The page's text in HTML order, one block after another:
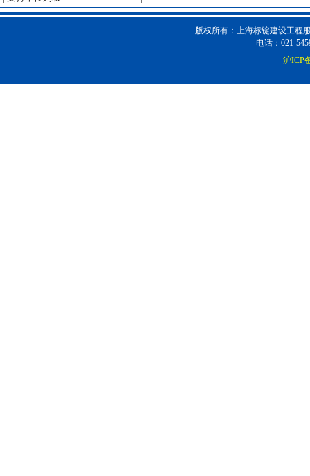
卫生洁具 [采购中]
版权所有：上海标锭建设工程
电话：021-
沪ICP